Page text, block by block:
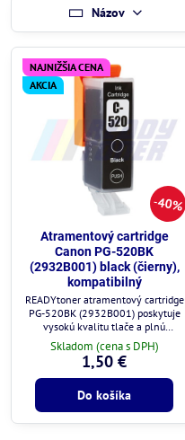
Názov
40%
NAJNIŽŠIA CENA
AKCIA
Atramentový cartridge
Canon PG-520BK
(2932B001) black (čierny),
kompatibilný
READYtoner atramentový cartridge
PG-520BK (2932B001) poskytuje
vysokú kvalitu tlače a plnú
kompatibilitu s tlačiarňami Canon.
Skladom (cena s DPH)
1,50 €
Do košíka